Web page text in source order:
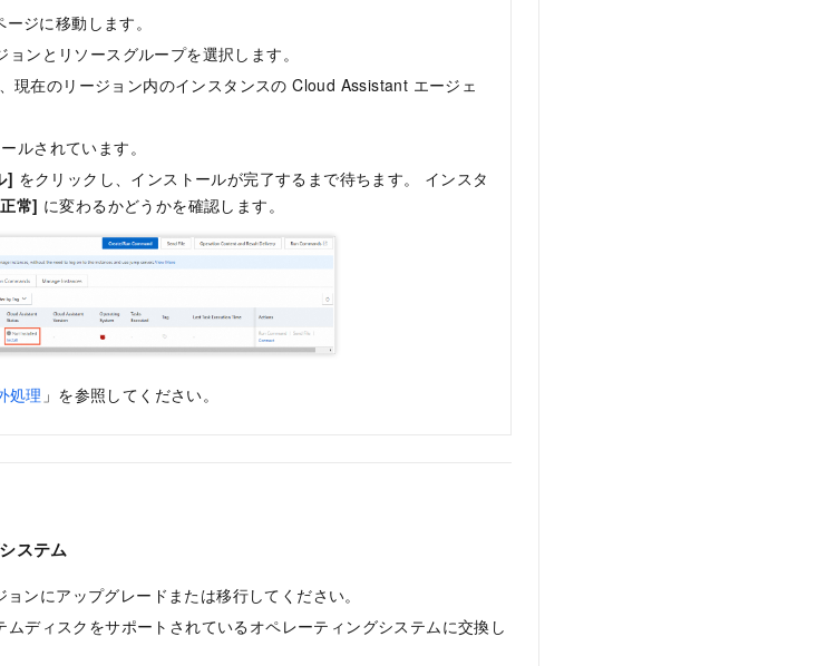
ージに移動します。
ンとリソースグループを選択します。
現在のリージョン内のインスタンスの Cloud Assistant エージェ
ルされています。
] をクリックし、インストールが完了するまで待ちます。 インスタ
常] に変わるかどうかを確認します。
処理 」を参照してください。
ステム
ンにアップグレードまたは移行してください。
ムディスクをサポートされているオペレーティングシステムに交換し